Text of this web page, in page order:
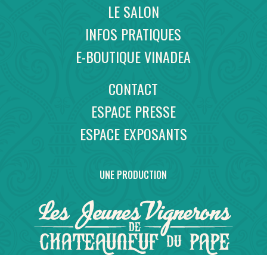
LE SALON
INFOS PRATIQUES
E-BOUTIQUE VINADEA
CONTACT
ESPACE PRESSE
ESPACE EXPOSANTS
UNE PRODUCTION